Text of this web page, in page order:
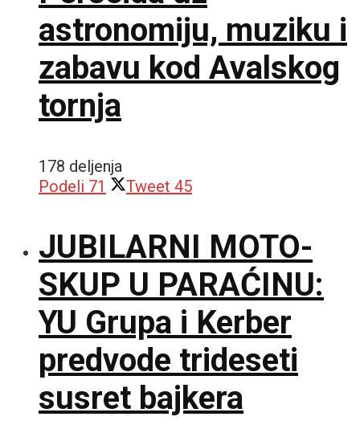
astronomiju, muziku i
zabavu kod Avalskog
tornja
178 deljenja
Podeli 71 Tweet 45
JUBILARNI MOTO-
SKUP U PARAĆINU:
YU Grupa i Kerber
predvode trideseti
susret bajkera